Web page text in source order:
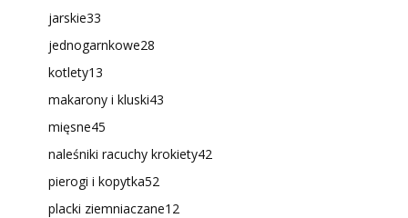
jarskie33
jednogarnkowe28
kotlety13
makarony i kluski43
mięsne45
naleśniki racuchy krokiety42
pierogi i kopytka52
placki ziemniaczane12